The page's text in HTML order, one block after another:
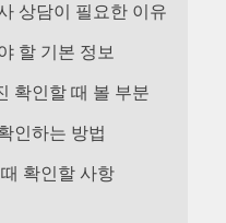
상담이 필요한 이유
할 기본 정보
확인할 때 볼 부분
인하는 방법
확인할 사항